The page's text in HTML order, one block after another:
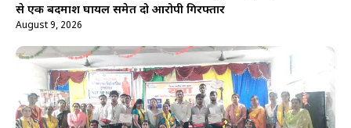
से एक बदमाश घायल समेत दो आरोपी गिरफ्तार
August 9, 2026